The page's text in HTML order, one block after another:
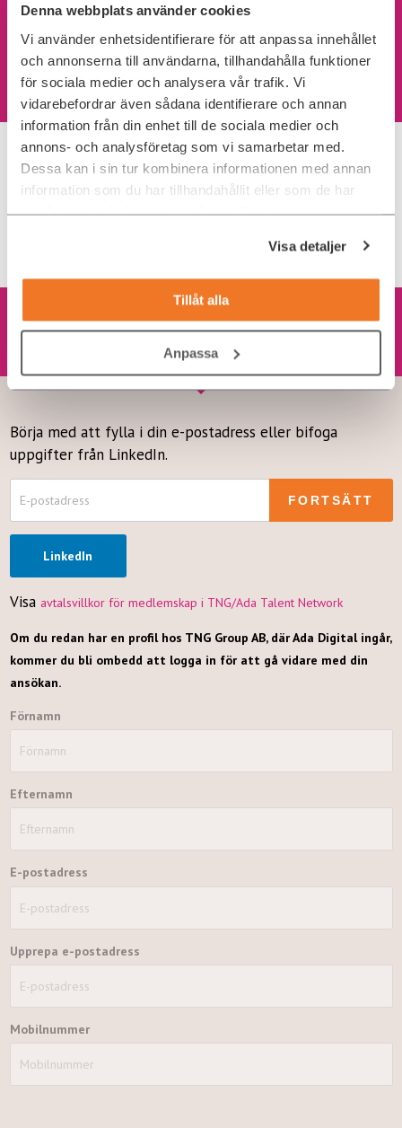
Denna webbplats använder cookies
Vi använder enhetsidentifierare för att anpassa innehållet
och annonserna till användarna, tillhandahålla funktioner
för sociala medier och analysera vår trafik. Vi
vidarebefordrar även sådana identifierare och annan
information från din enhet till de sociala medier och
annons- och analysföretag som vi samarbetar med.
Dessa kan i sin tur kombinera informationen med annan
information som du har tillhandahållit eller som de har
samlat in när du har använt deras tjänster.
Visa detaljer
Tillåt alla
Anpassa
Max Matthiessen
Data och Analytics Individuell lön
I den här rekryteringen har vi valt att samarbeta med Ada Digital som
strävar efter en transparent, inkluderande och snabbrörlig konsult- och
rekryteringsupplevelse. Vi vill veta mer om dig och din potential! Du söker
tjänsten enkelt och behöver inte bifoga några dokument. Det räcker med en
din LinkedIn-profil. Följ sedan din ansökan live via vår hemsida. Urvalet
nyfiken och vill veta mer innan du söker? Hör av dig till ansvarig